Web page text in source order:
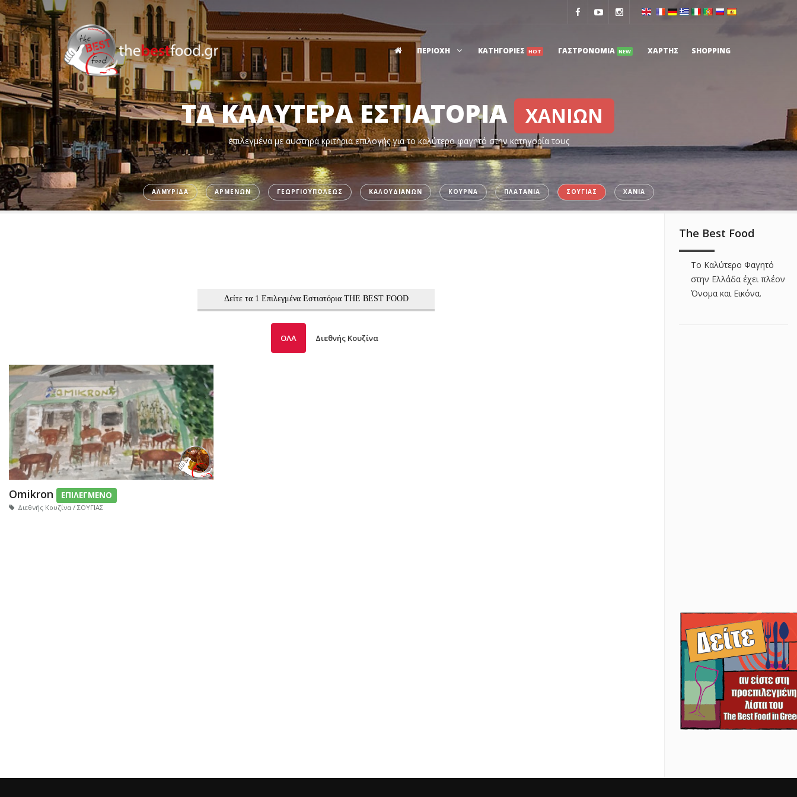
ΠΕΡΙΟΧΗ ΚΑΤΗΓΟΡΙΕΣ HOT ΓΑΣΤΡΟΝΟΜΙΑ NEW ΧΑΡΤΗΣ SHOPPING
ΤΑ ΚΑΛΥΤΕΡΑ ΕΣΤΙΑΤΟΡΙΑ ΧΑΝΙΩΝ
επιλεγμένα με αυστηρά κριτήρια επιλογής για το καλύτερο φαγητό στην κατηγορία τους
ΑΛΜΥΡΙΔΑ ΑΡΜΕΝΩΝ ΓΕΩΡΓΙΟΥΠΟΛΕΩΣ ΚΑΛΟΥΔΙΑΝΩΝ ΚΟΥΡΝΑ ΠΛΑΤΑΝΙΑ ΣΟΥΓΙΑΣ ΧΑΝΙΑ
Δείτε τα 1 Επιλεγμένα Εστιατόρια THE BEST FOOD
ΟΛΑ Διεθνής Κουζίνα
Omikron ΕΠΙΛΕΓΜΕΝΟ
Διεθνής Κουζίνα / ΣΟΥΓΙΑΣ
The Best Food
Το Καλύτερο Φαγητό
στην Ελλάδα έχει πλέον
Όνομα και Εικόνα.